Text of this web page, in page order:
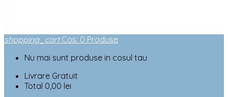
shopping_cart Cos: 0 Produse
Nu mai sunt produse in cosul tau
Livrare Gratuit
Total 0,00 lei